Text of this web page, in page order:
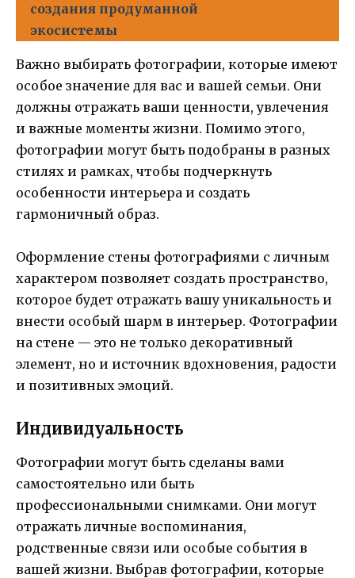
создания продуманной
экосистемы
Важно выбирать фотографии, которые имеют
особое значение для вас и вашей семьи. Они
должны отражать ваши ценности, увлечения
и важные моменты жизни. Помимо этого,
фотографии могут быть подобраны в разных
стилях и рамках, чтобы подчеркнуть
особенности интерьера и создать
гармоничный образ.
Оформление стены фотографиями с личным
характером позволяет создать пространство,
которое будет отражать вашу уникальность и
внести особый шарм в интерьер. Фотографии
на стене — это не только декоративный
элемент, но и источник вдохновения, радости
и позитивных эмоций.
Индивидуальность
Фотографии могут быть сделаны вами
самостоятельно или быть
профессиональными снимками. Они могут
отражать личные воспоминания,
родственные связи или особые события в
вашей жизни. Выбрав фотографии, которые